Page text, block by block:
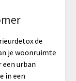
de
je woonruimte
urban
in een